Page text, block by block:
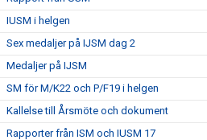
IUSM i helgen
Sex medaljer på IJSM dag 2
Medaljer på IJSM
SM för M/K22 och P/F19 i helgen
Kallelse till Årsmöte och dokument
Rapporter från ISM och IUSM 17